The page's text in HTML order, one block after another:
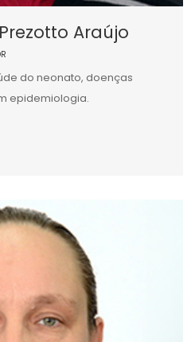
Araújo
do neonato, doenças
epidemiologia.